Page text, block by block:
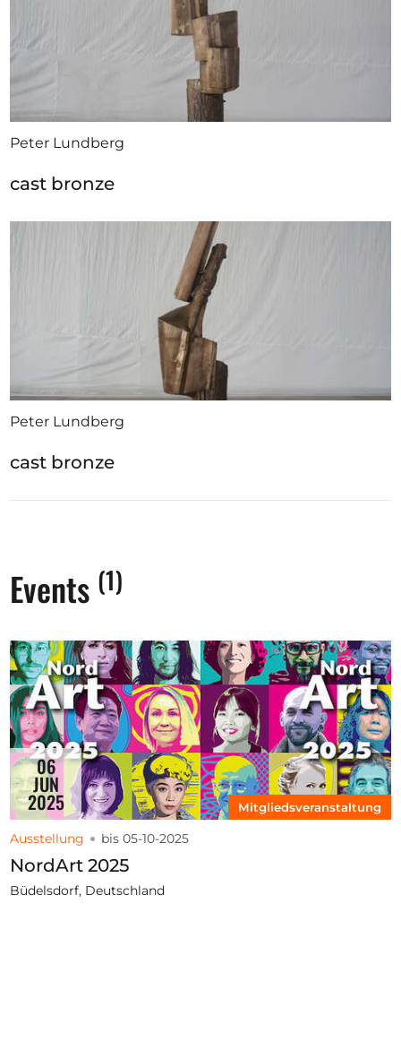
Peter Lundberg
cast bronze
Peter Lundberg
cast bronze
Events (1)
06
JUN
2025 Mitgliedsveranstaltung
Ausstellung bis 05-10-2025
NordArt 2025
Büdelsdorf, Deutschland